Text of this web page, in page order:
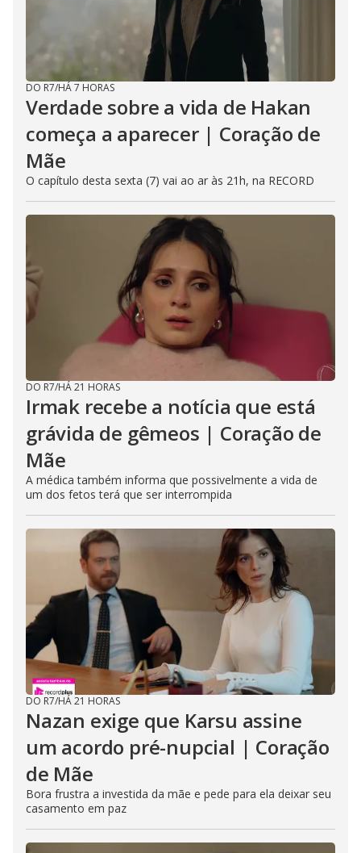
DO R7/HÁ 7 HORAS
Verdade sobre a vida de Hakan
começa a aparecer | Coração de
Mãe
O capítulo desta sexta (7) vai ao ar às 21h, na RECORD
DO R7/HÁ 21 HORAS
Irmak recebe a notícia que está
grávida de gêmeos | Coração de
Mãe
A médica também informa que possivelmente a vida de
um dos fetos terá que ser interrompida
DO R7/HÁ 21 HORAS
Nazan exige que Karsu assine
um acordo pré-nupcial | Coração
de Mãe
Bora frustra a investida da mãe e pede para ela deixar seu
casamento em paz